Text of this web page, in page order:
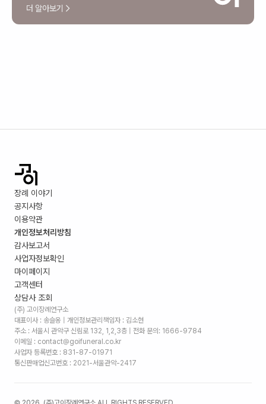
더 알아보기
장례 이야기
공지사항
이용약관
개인정보처리방침
감사보고서
사업자정보확인
마이페이지
고객센터
상담사 조회
(주) 고이장례연구소
대표이사 : 송슬옹 | 개인정보관리책임자 : 김소현
주소 : 서울시 관악구 신림로 132, 1,2,3층 | 전화 문의: 1666-9784
이메일 : contact@goifuneral.co.kr
사업자 등록번호 : 831-87-01971
통신판매업신고번호 : 2021-서울관악-2417